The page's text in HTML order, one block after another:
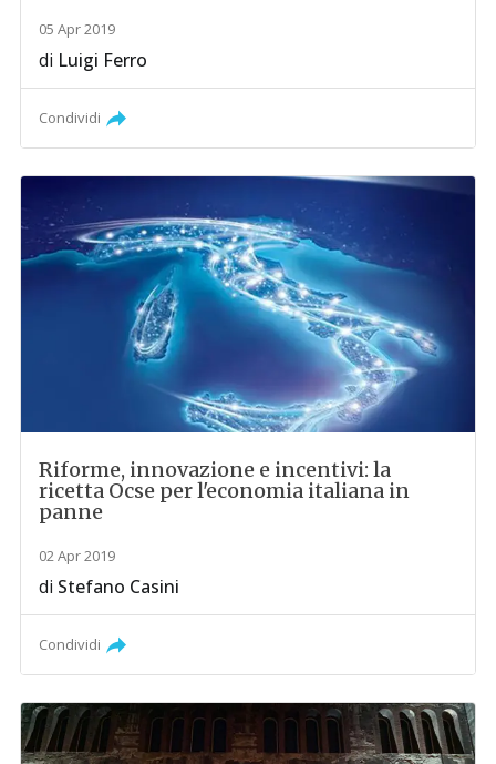
05 Apr 2019
di Luigi Ferro
Condividi
Riforme, innovazione e incentivi: la
ricetta Ocse per l'economia italiana in
panne
02 Apr 2019
di Stefano Casini
Condividi